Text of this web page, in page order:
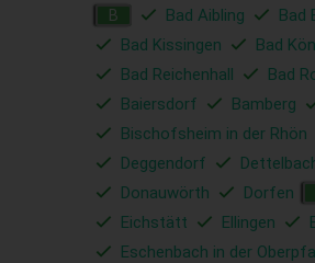
B Bad Aibling Bad
Bad Kissingen
Bad
Bad Reichenhall
Bad
Baiersdorf
Bamberg
Bischofsheim in der Rhön
Deggendorf
Donauwörth
Dorfen
Eichstätt
Ellingen
Eschenbach in der